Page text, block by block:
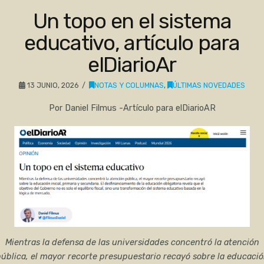
Un topo en el sistema
educativo, artículo para
elDiarioAr
13 JUNIO, 2026 NOTAS Y COLUMNAS, ÚLTIMAS NOVEDADES
Por Daniel Filmus -Artículo para elDiarioAR
Mientras la defensa de las universidades concentró la atención
el mayor recorte presupuestario recayó sobre la